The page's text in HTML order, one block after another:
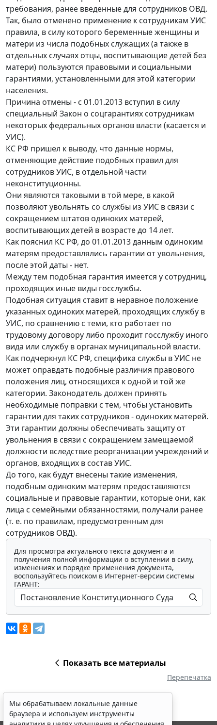
требования, ранее введенные для сотрудников ОВД.
Так, было отменено применение к сотрудникам УИС
правила, в силу которого беременные женщины и
матери из числа подобных служащих (а также в
отдельных случаях отцы, воспитывающие детей без
матери) пользуются правовыми и социальными
гарантиями, установленными для этой категории
населения.
Причина отмены - с 01.01.2013 вступил в силу
специальный Закон о соцгарантиях сотрудникам
некоторых федеральных органов власти (касается и
УИС).
КС РФ пришел к выводу, что данные нормы,
отменяющие действие подобных правил для
сотрудников УИС, в отдельной части
неконституционны.
Они являются таковыми в той мере, в какой
позволяют увольнять со службы из УИС в связи с
сокращением штатов одиноких матерей,
воспитывающих детей в возрасте до 14 лет.
Как пояснил КС РФ, до 01.01.2013 данным одиноким
матерям предоставлялись гарантии от увольнения,
после этой даты - нет.
Между тем подобная гарантия имеется у сотрудниц,
проходящих иные виды госслужбы.
Подобная ситуация ставит в неравное положение
указанных одиноких матерей, проходящих службу в
УИС, по сравнению с теми, кто работает по
трудовому договору либо проходит госслужбу иного
вида или службу в органах муниципальной власти.
Как подчеркнул КС РФ, специфика службы в УИС не
может оправдать подобные различия правового
положения лиц, относящихся к одной и той же
категории. Законодатель должен принять
необходимые поправки с тем, чтобы установить
гарантии для таких сотрудников - одиноких матерей.
Эти гарантии должны обеспечивать защиту от
увольнения в связи с сокращением замещаемой
должности вследствие реорганизации учреждений и
органов, входящих в состав УИС.
До того, как будут внесены такие изменения,
подобным одиноким матерям предоставляются
социальные и правовые гарантии, которые они, как
лица с семейными обязанностями, получали ранее
(т. е. по правилам, предусмотренным для
сотрудников ОВД).
Для просмотра актуального текста документа и
получения полной информации о вступлении в силу,
изменениях и порядке применения документа,
воспользуйтесь поиском в Интернет-версии системы
ГАРАНТ:
Показать все материалы
Перепечатка
Мы обрабатываем локальные данные
браузера и используем инструменты